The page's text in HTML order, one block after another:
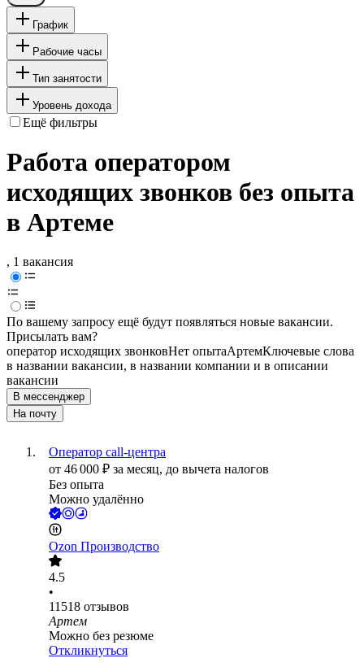
График
Рабочие часы
Тип занятости
Уровень дохода
Ещё фильтры
Работа оператором
исходящих звонков без опыта
в Артеме
, 1 вакансия
По вашему запросу ещё будут появляться новые вакансии.
Присылать вам?
оператор исходящих звонковНет опытаАртемКлючевые слова
в названии вакансии, в названии компании и в описании
вакансии
В мессенджер
На почту
Оператор call-центра
от 46 000 ₽ за месяц, до вычета налогов
Без опыта
Можно удалённо
Ozon Производство
4.5
•
11518 отзывов
Артем
Можно без резюме
Откликнуться